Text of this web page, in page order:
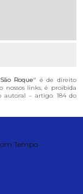
Roque" é de direito
nossos links, é proibida
autoral – artigo 184 do
Tempo